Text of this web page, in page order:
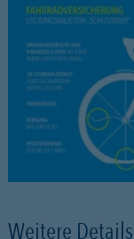
Weitere